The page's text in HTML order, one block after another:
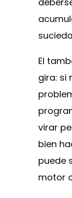
El
gira: si
virar
bien
puede
motor